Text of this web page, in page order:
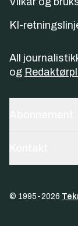
KI-
All
og
© 1995-2026